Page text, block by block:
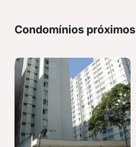
Condomínios próximos